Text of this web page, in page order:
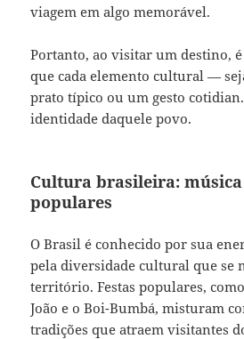
viagem em algo memorável.
Portanto, ao visitar um destino,
que cada elemento cultural —
prato típico ou um gesto
identidade daquele povo.
Cultura brasileira: música
populares
O Brasil é conhecido por sua
pela diversidade cultural que se
território. Festas populares,
João e o Boi-Bumbá, misturam
tradições que atraem visitantes